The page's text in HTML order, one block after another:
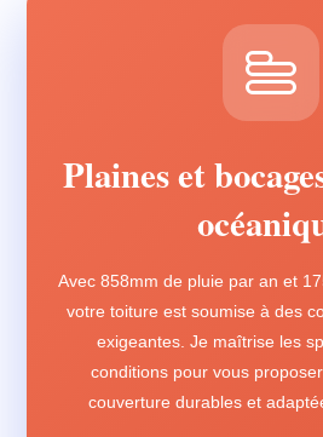
Plaines et
Avec 858mm de pluie par an et
votre toiture est soumise à des
exigeantes. Je maîtrise les
conditions pour vous
couverture durables et